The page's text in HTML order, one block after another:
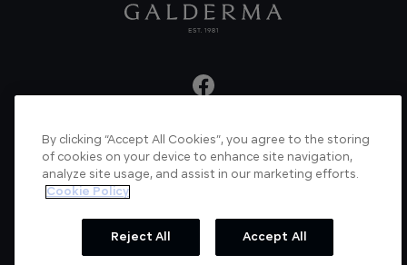
About us Articles News Videos
Verified Certificate Contact us
By clicking “Accept All Cookies”, you agree to the storing
of cookies on your device to enhance site navigation,
analyze site usage, and assist in our marketing efforts.
Cookie Policy
Reject All Accept All